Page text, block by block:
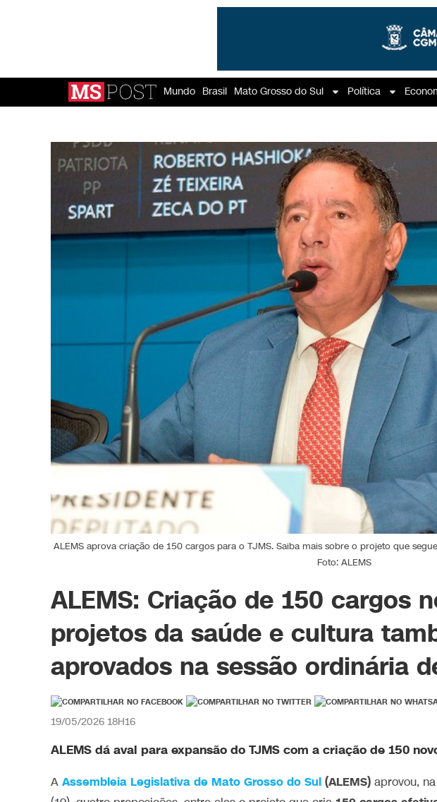
Mundo Brasil Mato Grosso do Sul Política
ALEMS aprova criação de 150 cargos para o TJMS. Saiba mais sobre o projeto que
Foto: ALEMS
ALEMS: Criação de 150 cargos
projetos da saúde e cultura
aprovados na sessão ordinária
19/05/2026 18H16
ALEMS dá aval para expansão do TJMS com a criação de 150
A Assembleia Legislativa de Mato Grosso do Sul (ALEMS) aprovou, na